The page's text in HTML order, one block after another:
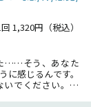
1,320円（税込）
……そう、あなた
に感じるんです。
いでください。結